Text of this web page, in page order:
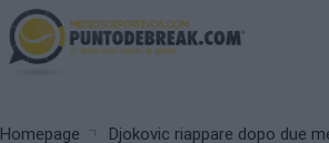
Skip
to
main
Homepage